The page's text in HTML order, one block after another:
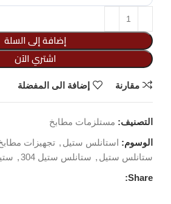
إضافة إلى السلة
اشتري الآن
مقارنة إضافة الى المفضلة
التصنيف: مستلزمات مطابخ
الوسوم: استانلس ستيل , تجهيزات
ستانلس ستيل , ستانلس ستيل 304 ,
Share: